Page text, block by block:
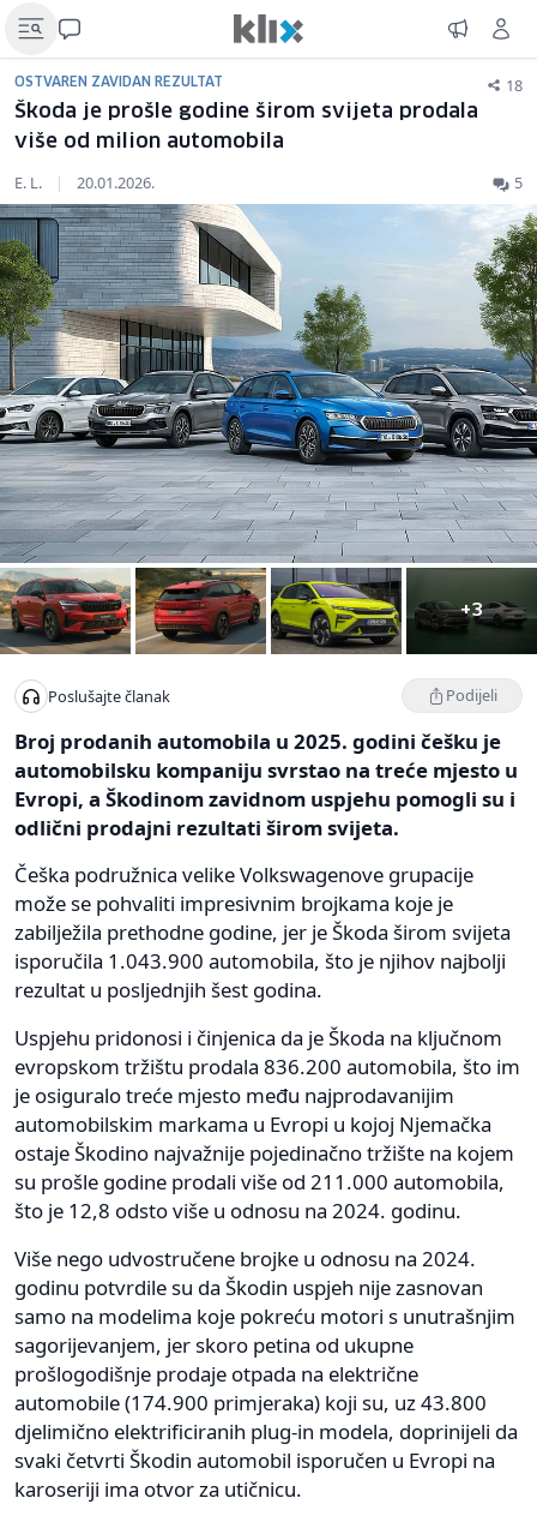
OSTVAREN ZAVIDAN REZULTAT 18
Škoda je prošle godine širom svijeta prodala
više od milion automobila
E. L. | 20.01.2026. 5
+3
Poslušajte članak Podijeli
Broj prodanih automobila u 2025. godini češku je
automobilsku kompaniju svrstao na treće mjesto u
Evropi, a Škodinom zavidnom uspjehu pomogli su i
odlični prodajni rezultati širom svijeta.
Češka podružnica velike Volkswagenove grupacije
može se pohvaliti impresivnim brojkama koje je
zabilježila prethodne godine, jer je Škoda širom svijeta
isporučila 1.043.900 automobila, što je njihov najbolji
rezultat u posljednjih šest godina.
Uspjehu pridonosi i činjenica da je Škoda na ključnom
evropskom tržištu prodala 836.200 automobila, što im
je osiguralo treće mjesto među najprodavanijim
automobilskim markama u Evropi u kojoj Njemačka
ostaje Škodino najvažnije pojedinačno tržište na kojem
su prošle godine prodali više od 211.000 automobila,
što je 12,8 odsto više u odnosu na 2024. godinu.
Više nego udvostručene brojke u odnosu na 2024.
godinu potvrdile su da Škodin uspjeh nije zasnovan
samo na modelima koje pokreću motori s unutrašnjim
sagorijevanjem, jer skoro petina od ukupne
prošlogodišnje prodaje otpada na električne
automobile (174.900 primjeraka) koji su, uz 43.800
djelimično elektrificiranih plug-in modela, doprinijeli da
svaki četvrti Škodin automobil isporučen u Evropi na
karoseriji ima otvor za utičnicu.